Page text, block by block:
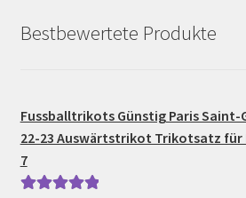
Bestbewertete Produkte
Fussballtrikots Günstig Paris Saint-
22-23 Auswärtstrikot Trikotsatz für
7